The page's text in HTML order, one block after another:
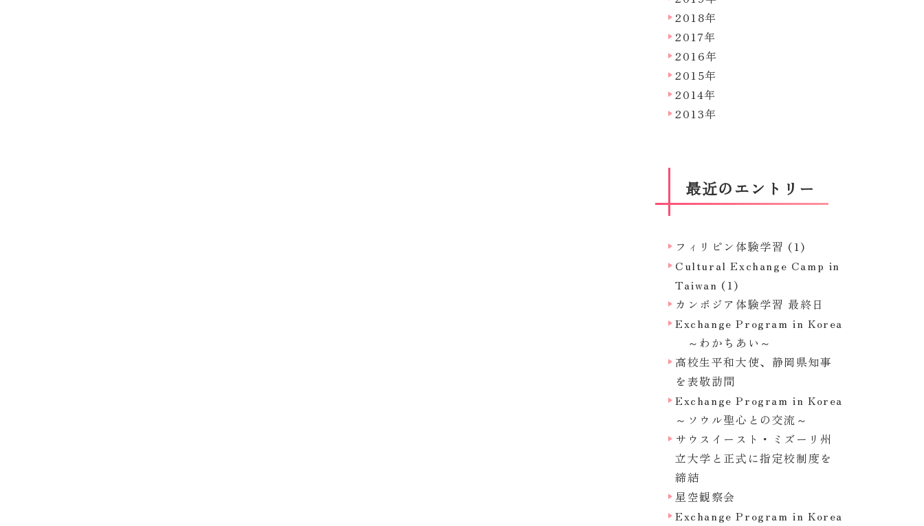
2018年
2017年
2016年
2015年
2014年
2013年
最近のエントリー
フィリピン体験学習 (1)
Cultural Exchange Camp in
Taiwan (1)
カンボジア体験学習 最終日
Exchange Program in Korea
～わかちあい～
高校生平和大使、静岡県知事
を表敬訪問
Exchange Program in Korea
～ソウル聖心との交流～
サウスイースト・ミズーリ州
立大学と正式に指定校制度を
締結
星空観察会
Exchange Program in Korea